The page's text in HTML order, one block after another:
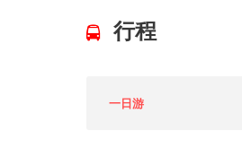
行程
一日游